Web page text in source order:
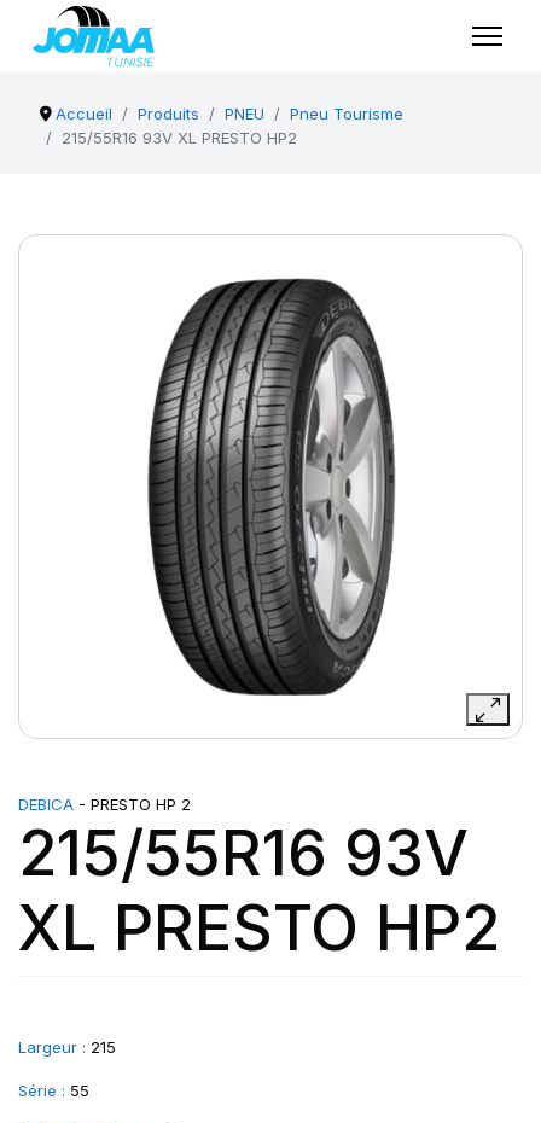
Accueil Produits PNEU
Pneu Tourisme
215/55R16 93V XL PRESTO HP2
DEBICA - PRESTO HP 2
215/55R16 93V
XL PRESTO HP2
Largeur : 215
Série : 55